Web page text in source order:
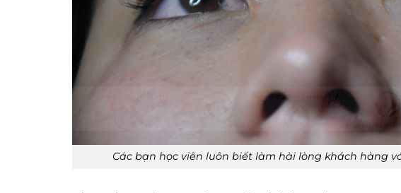
Các bạn học viên luôn biết làm hài lòng khách hàng